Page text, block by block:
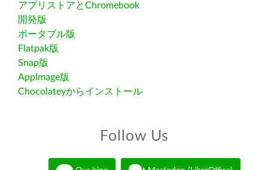
アプリストアとChromebook
開発版
ポータブル版
Flatpak版
Snap版
AppImage版
Chocolateyからインストール
Follow Us